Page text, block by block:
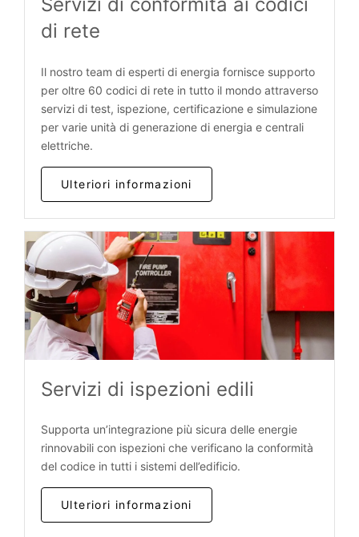
di rete
Il nostro team di esperti di energia fornisce supporto
per oltre 60 codici di rete in tutto il mondo attraverso
servizi di test, ispezione, certificazione e simulazione
per varie unità di generazione di energia e centrali
elettriche.
Ulteriori informazioni
Servizi di ispezioni edili
Supporta un’integrazione più sicura delle energie
rinnovabili con ispezioni che verificano la conformità
del codice in tutti i sistemi dell’edificio.
Ulteriori informazioni